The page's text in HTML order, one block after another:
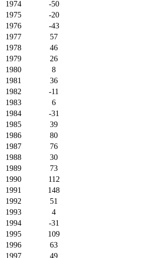
1974
-50
1975
-20
1976
-43
1977
57
1978
46
1979
26
1980
8
1981
36
1982
-11
1983
6
1984
-31
1985
39
1986
80
1987
76
1988
30
1989
73
1990
112
1991
148
1992
51
1993
4
1994
-31
1995
109
1996
63
1997
49